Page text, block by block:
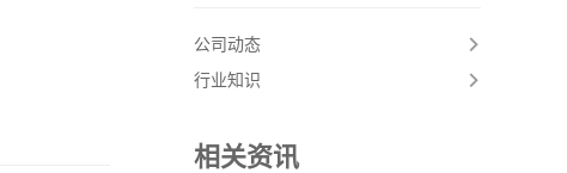
公司动态
行业知识
相关资讯